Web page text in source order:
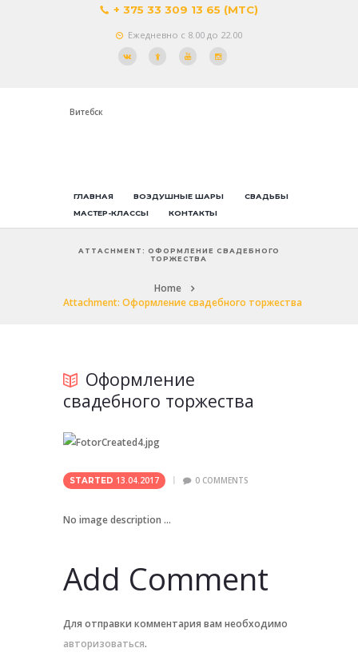
+ 375 33 309 13 65 (МТС)
Ежедневно с 8.00 до 22.00
Витебск
ГЛАВНАЯ ВОЗДУШНЫЕ ШАРЫ
СВАДЬБЫ
МАСТЕР-КЛАССЫ
КОНТАКТЫ
ATTACHMENT: ОФОРМЛЕНИЕ СВАДЕБНОГО
ТОРЖЕСТВА
Home
Attachment: Оформление свадебного торжества
Оформление
свадебного торжества
STARTED 13.04.2017 0COMMENTS
No image description ...
Add Comment
Для отправки комментария вам необходимо
авторизоваться.